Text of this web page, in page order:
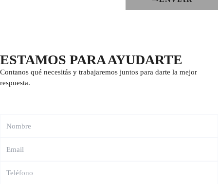
ESTAMOS PARA AYUDARTE
Contanos qué necesitás y trabajaremos juntos para darte la mejor
respuesta.